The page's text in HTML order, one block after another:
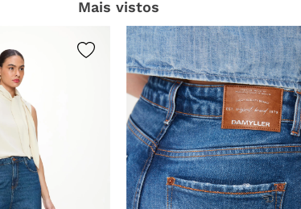
Mais vistos